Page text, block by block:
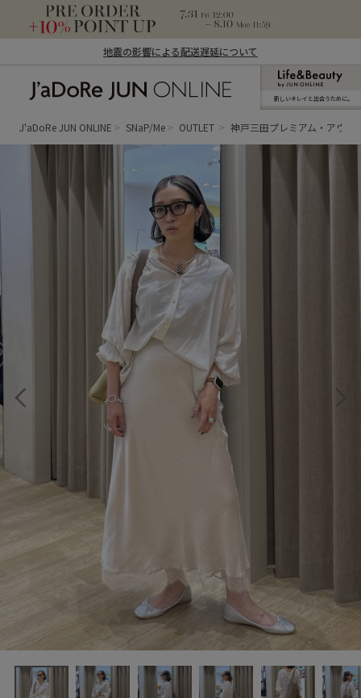
地震の影響による配送遅延について
ン オンライン）
新しいキレイと出合うために。
J'aDoRe JUN ONLINE SNaP/Me OUTLET 神戸三田プレミアム・アウト